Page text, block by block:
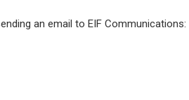
an email to EIF Communications: